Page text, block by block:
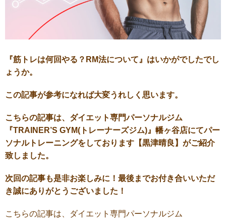
『筋トレは何回やる？RM法について』はいかがでしたでし
ょうか。
この記事が参考になれば大変うれしく思います。
こちらの記事は、ダイエット専門パーソナルジム
『TRAINER’S GYM(トレーナーズジム)』幡ヶ谷店にてパー
ソナルトレーニングをしております【黒津晴良】がご紹介
致しました。
次回の記事も是非お楽しみに！最後までお付き合いいただ
き誠にありがとうございました！
こちらの記事は、ダイエット専門パーソナルジム